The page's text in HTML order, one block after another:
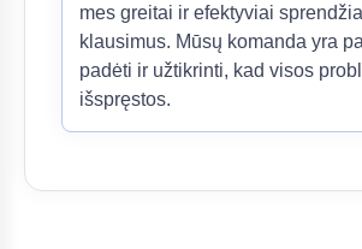
mes greitai ir efektyviai
klausimus. Mūsų komanda yra
padėti ir užtikrinti, kad visos
išspręstos.